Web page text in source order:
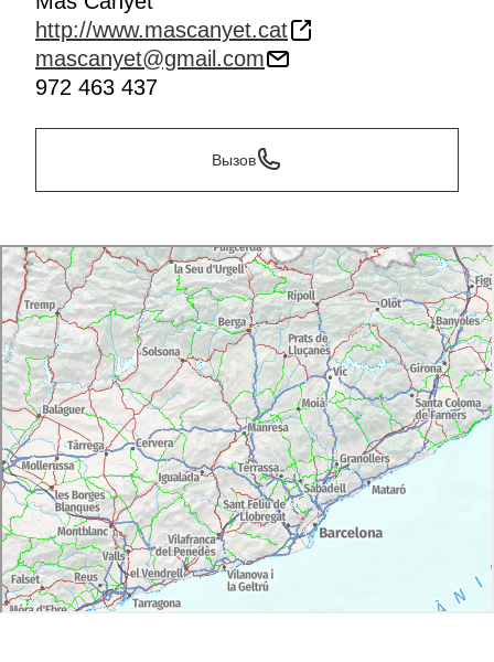
http://www.mascanyet.cat
mascanyet@gmail.com
972 463 437
Вызов